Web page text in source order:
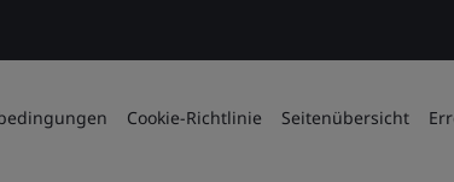
Cookie-Richtlinie Seitenübersicht